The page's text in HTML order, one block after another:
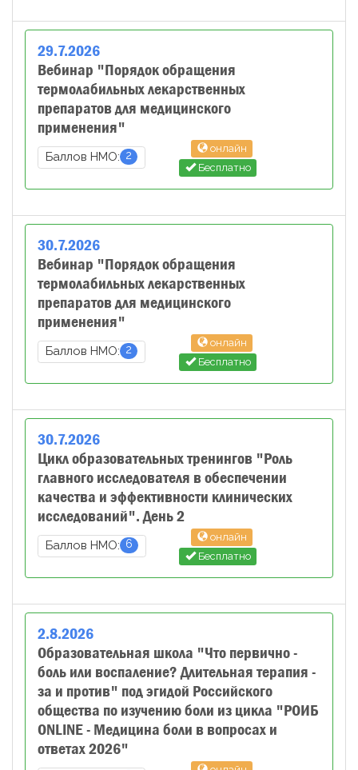
29.7.2026
Вебинар "Порядок обращения
термолабильных лекарственных
препаратов для медицинского
применения"
Баллов НМО: 2
онлайн
Бесплатно
30.7.2026
Вебинар "Порядок обращения
термолабильных лекарственных
препаратов для медицинского
применения"
Баллов НМО: 2
онлайн
Бесплатно
30.7.2026
Цикл образовательных тренингов "Роль
главного исследователя в обеспечении
качества и эффективности клинических
исследований". День 2
Баллов НМО: 6
онлайн
Бесплатно
2.8.2026
Образовательная школа "Что первично -
боль или воспаление? Длительная терапия -
за и против" под эгидой Российского
общества по изучению боли из цикла "РОИБ
ONLINE - Медицина боли в вопросах и
ответах 2026"